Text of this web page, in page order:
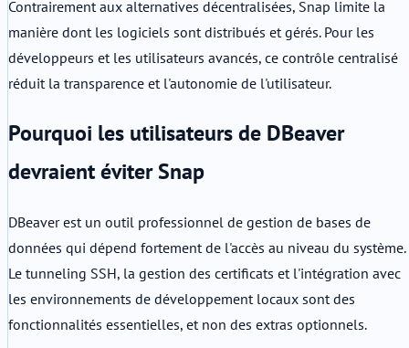
Contrairement aux alternatives décentralisées, Snap limite la
manière dont les logiciels sont distribués et gérés. Pour les
développeurs et les utilisateurs avancés, ce contrôle centralisé
réduit la transparence et l'autonomie de l'utilisateur.
Pourquoi les utilisateurs de DBeaver
devraient éviter Snap
DBeaver est un outil professionnel de gestion de bases de
données qui dépend fortement de l'accès au niveau du système.
Le tunneling SSH, la gestion des certificats et l'intégration avec
les environnements de développement locaux sont des
fonctionnalités essentielles, et non des extras optionnels.